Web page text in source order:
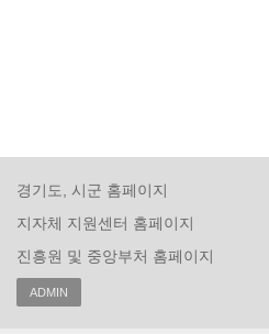
경기도, 시군 홈페이지
지자체 지원센터 홈페이지
진흥원 및 중앙부처 홈페이지
ADMIN